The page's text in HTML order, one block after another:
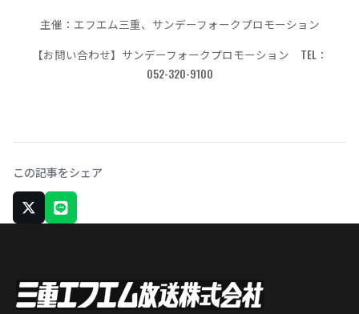
主催：エフエム三重、サンデーフォークプロモーション
【お問い合わせ】サンデーフォークプロモーション TEL：
052-320-9100
この記事をシェア
X でシェアLINEでシェア